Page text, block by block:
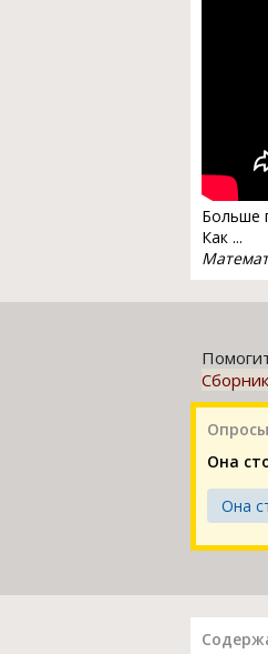
Больше
Как ...
Опросы
Она
Она